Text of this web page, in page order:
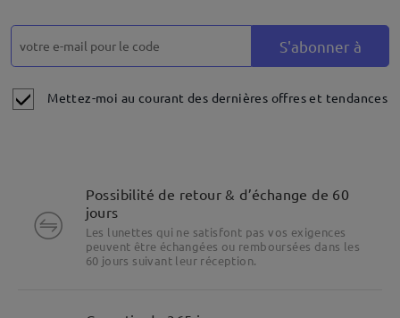
S'abonner à
Mettez-moi au courant des dernières offres et tendances
Possibilité de retour & d’échange de 60
jours
Les lunettes qui ne satisfont pas vos exigences
peuvent être échangées ou remboursées dans les
60 jours suivant leur réception.